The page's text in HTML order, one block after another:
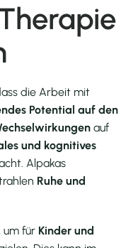
die Arbeit mit
Potential auf den
auf
und kognitives
Alpakas
Ruhe und
um für Kinder und